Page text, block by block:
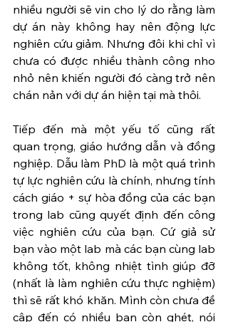
nhiều người sẽ vin cho lý do rằng làm
dự án này không hay nên động lực
nghiên cứu giảm. Nhưng đôi khi chỉ vì
chưa có được nhiều thành công nho
nhỏ nên khiến người đó càng trở nên
chán nản với dự án hiện tại mà thôi.
Tiếp đến mà một yếu tố cũng rất
quan trọng, giáo hướng dẫn và đồng
nghiệp. Dẫu làm PhD là một quá trình
tự lực nghiên cứu là chính, nhưng tính
cách giáo + sự hòa đồng của các bạn
trong lab cũng quyết định đến công
việc nghiên cứu của bạn. Cứ giả sử
bạn vào một lab mà các bạn cùng lab
không tốt, không nhiệt tình giúp đỡ
(nhất là làm nghiên cứu thực nghiệm)
thì sẽ rất khó khăn. Mình còn chưa đề
cập đến có nhiều bạn còn ghét, nói